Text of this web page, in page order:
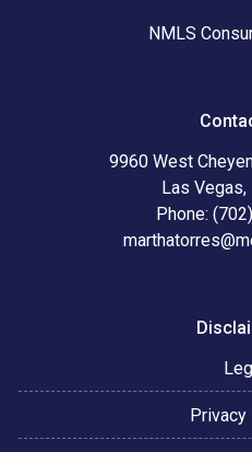
NMLS
9960 West
Las
Phone: